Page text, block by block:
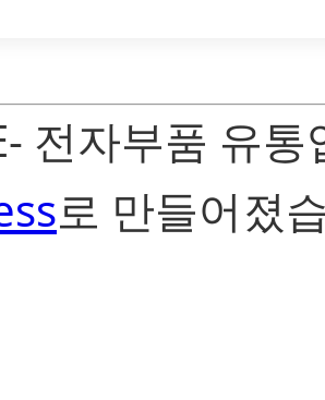
전자부품 유
로 만들어졌